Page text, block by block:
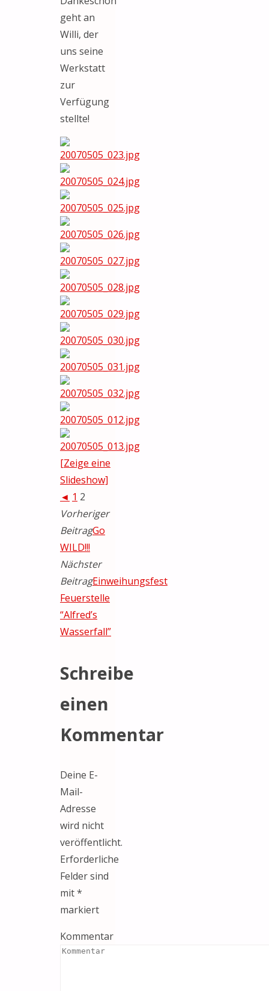
geht an
Willi, der
uns seine
Werkstatt
zur
Verfügung
stellte!
[Zeige eine
Slideshow]
◄ 1 2
Vorheriger
BeitragGo
WILD!!!
Nächster
BeitragEinweihungsfest
Feuerstelle
“Alfred’s
Wasserfall”
Schreibe
einen
Kommentar
Deine E-
Mail-
Adresse
wird nicht
veröffentlicht.
Erforderliche
Felder sind
mit*
markiert
Kommentar